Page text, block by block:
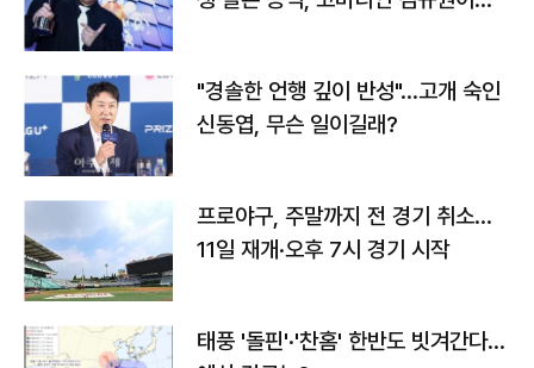
"경솔한 언행 깊이 반성"…고개 숙인
신동엽, 무슨 일이길래?
프로야구, 주말까지 전 경기 취소…
11일 재개·오후 7시 경기 시작
태풍 '돌핀'·'찬홈' 한반도 빗겨간다…